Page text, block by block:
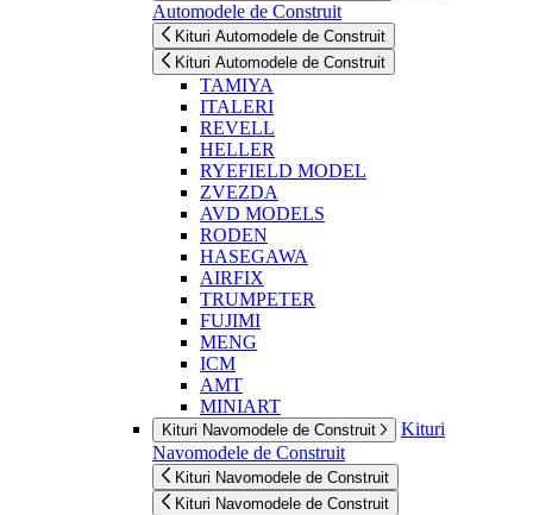
Automodele de Construit
Kituri Automodele de Construit
Kituri Automodele de Construit
TAMIYA
ITALERI
REVELL
HELLER
RYEFIELD MODEL
ZVEZDA
AVD MODELS
RODEN
HASEGAWA
AIRFIX
TRUMPETER
FUJIMI
MENG
ICM
AMT
MINIART
Kituri Navomodele de Construit
Kituri
Navomodele de Construit
Kituri Navomodele de Construit
Kituri Navomodele de Construit